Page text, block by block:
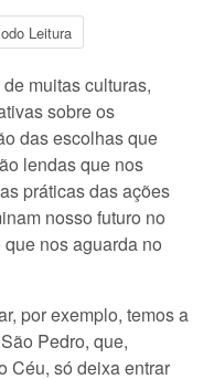
Leitura
muitas culturas,
sobre os
das escolhas que
lendas que nos
práticas das ações
nosso futuro no
nos aguarda no
por exemplo, temos a
Pedro, que,
Céu, só deixa entrar